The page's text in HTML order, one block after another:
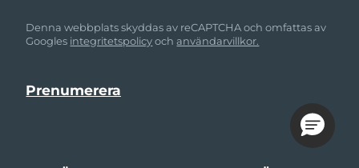
Denna webbplats skyddas av reCAPTCHA och omfattas av
Googles integritetspolicyochanvändarvillkor.